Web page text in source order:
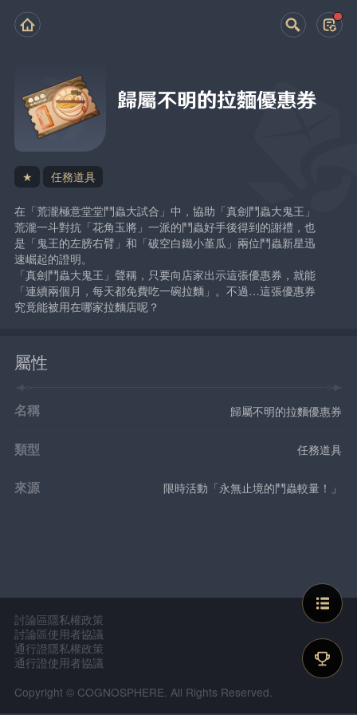
歸屬不明的拉麵優惠券
★ 任務道具
在「荒瀧極意堂堂鬥蟲大試合」中，協助「真劍鬥蟲大鬼王」
荒瀧一斗對抗「花角玉將」一派的鬥蟲好手後得到的謝禮，也
是「鬼王的左膀右臂」和「破空白鐵小堇瓜」兩位鬥蟲新星迅
速崛起的證明。
「真劍鬥蟲大鬼王」聲稱，只要向店家出示這張優惠券，就能
「連續兩個月，每天都免費吃一碗拉麵」。不過…這張優惠券
究竟能被用在哪家拉麵店呢？
屬性
名稱 歸屬不明的拉麵優惠券
類型 任務道具
來源 限時活動「永無止境的鬥蟲較量！」
討論區隱私權政策
討論區使用者協議
通行證隱私權政策
通行證使用者協議
Copyright © COGNOSPHERE. All Rights Reserved.